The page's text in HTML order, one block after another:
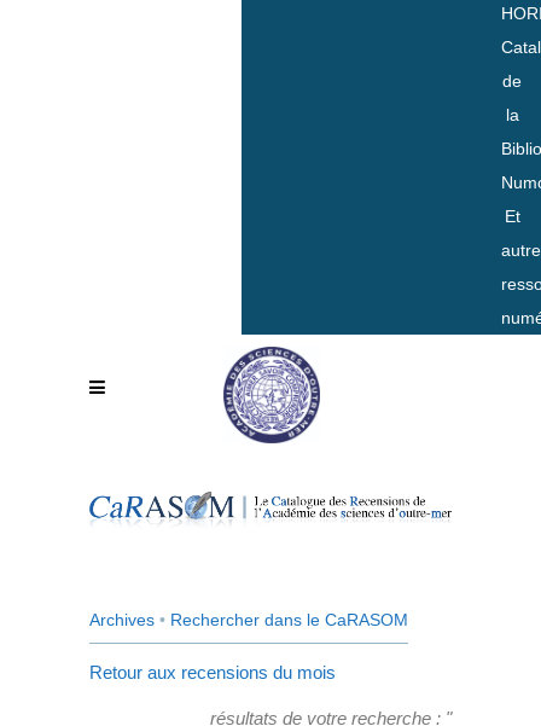
de
la
Et
Archives • Rechercher dans le CaRASOM
Retour aux recensions du mois
résultats de votre recherche : "